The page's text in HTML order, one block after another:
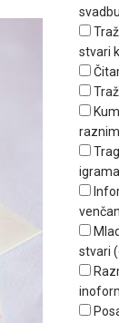
stvari
stvari